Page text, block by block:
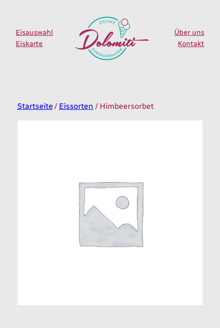
springen
Eisauswahl
Eiskarte
Über uns
Kontakt
Startseite/ Eissorten / Himbeersorbet